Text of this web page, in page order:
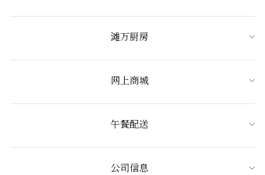
滩万厨房
网上商城
午餐配送
公司信息